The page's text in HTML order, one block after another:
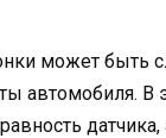
может быть
автомобиля. В